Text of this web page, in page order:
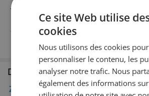
–
Disponible en succursale
Zurich
✔
Ce site Web utilise
cookies
Nous utilisons des cookies pour
personnaliser le contenu, les
analyser notre trafic. Nous
également des informations